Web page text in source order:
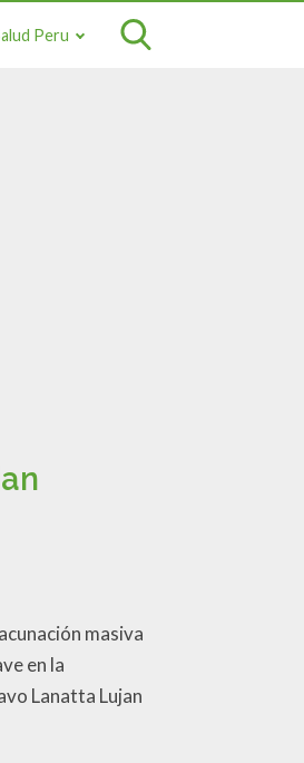
Peru
masiva
en la
Lanatta Lujan